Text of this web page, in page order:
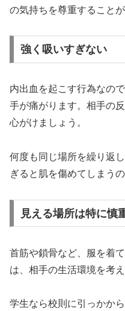
の気持ちを尊重することが
強く吸いすぎない
内出血を起こす行為なの
手が痛がります。相手の
心がけましょう。
何度も同じ場所を繰り返
ぎると肌を傷めてしまう
見える場所は特に慎
首筋や鎖骨など、服を着
は、相手の生活環境を考え
学生なら校則に引っかか